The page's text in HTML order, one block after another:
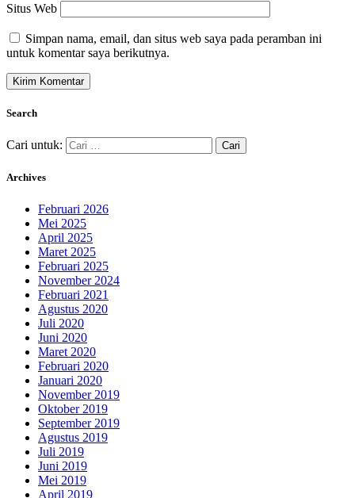
Situs Web
Simpan nama, email, dan situs web saya pada peramban ini
untuk komentar saya berikutnya.
Search
Cari untuk:
Archives
Februari 2026
Mei 2025
April 2025
Maret 2025
Februari 2025
November 2024
Februari 2021
Agustus 2020
Juli 2020
Juni 2020
Maret 2020
Februari 2020
Januari 2020
November 2019
Oktober 2019
September 2019
Agustus 2019
Juli 2019
Juni 2019
Mei 2019
April 2019